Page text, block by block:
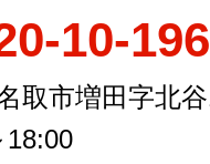
10-
取市増田字北
18:00